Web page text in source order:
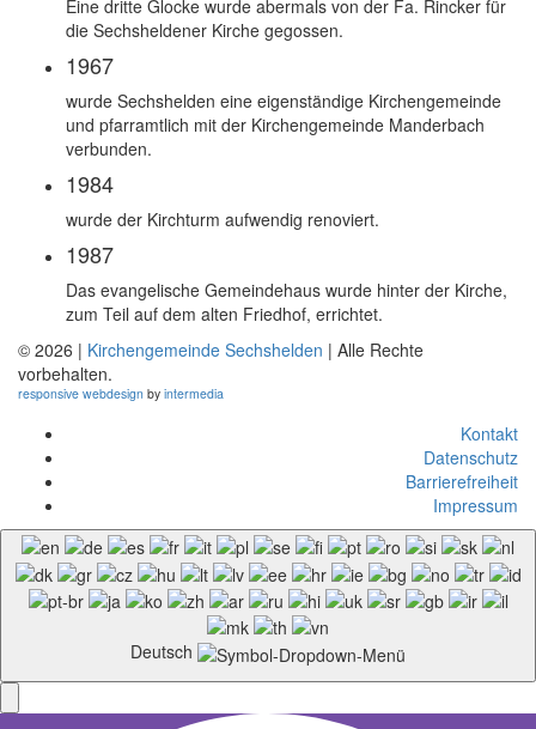
Eine dritte Glocke wurde abermals von der Fa. Rincker für
die Sechsheldener Kirche gegossen.
1967
wurde Sechshelden eine eigenständige Kirchengemeinde
und pfarramtlich mit der Kirchengemeinde Manderbach
verbunden.
1984
wurde der Kirchturm aufwendig renoviert.
1987
Das evangelische Gemeindehaus wurde hinter der Kirche,
zum Teil auf dem alten Friedhof, errichtet.
© 2026 | Kirchengemeinde Sechshelden | Alle Rechte
vorbehalten.
responsive webdesign by intermedia
Kontakt
Datenschutz
Barrierefreiheit
Impressum
Deutsch